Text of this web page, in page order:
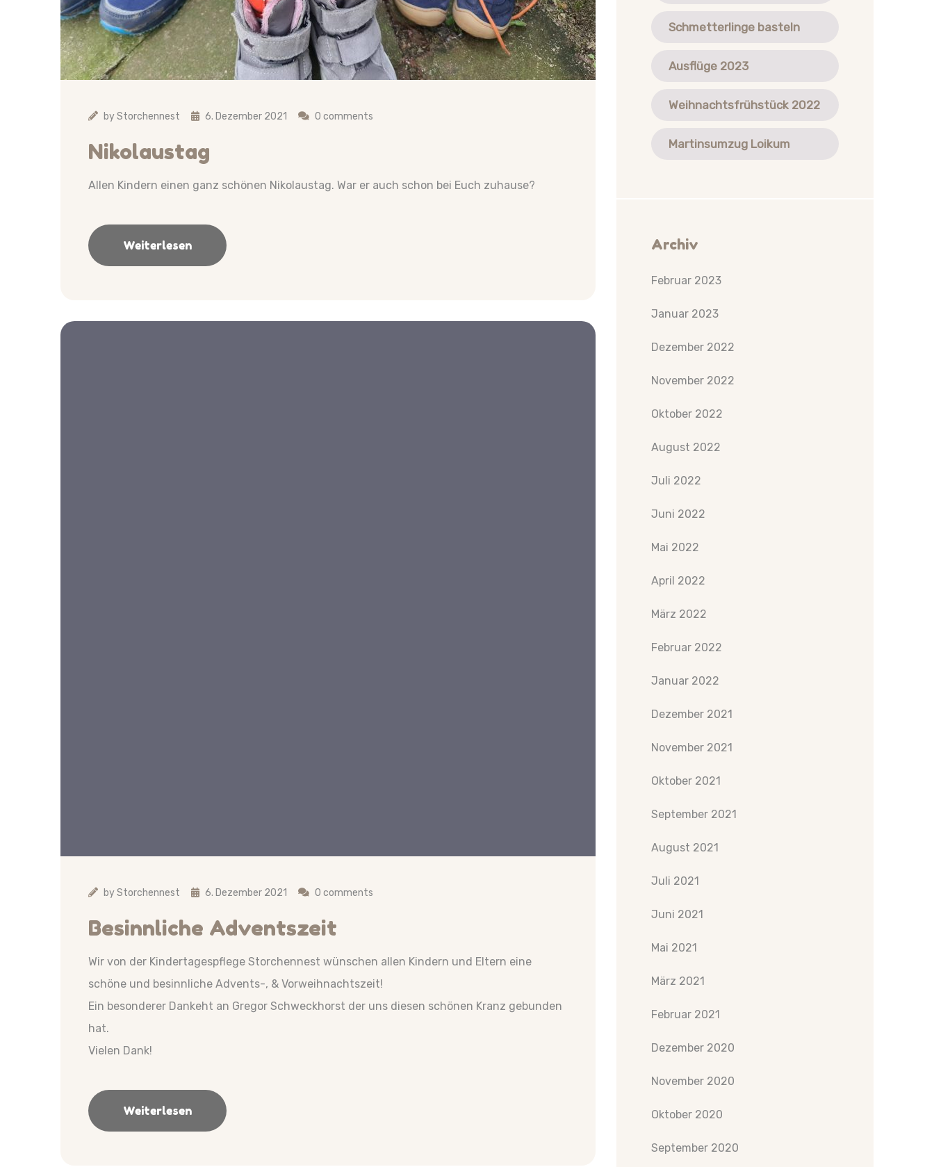
byStorchennest 6. Dezember 2021 0 comments
Nikolaustag
Allen Kindern einen ganz schönen Nikolaustag. War er auch schon bei Euch zuhause?
Weiterlesen
byStorchennest 6. Dezember 2021 0 comments
Besinnliche Adventszeit
Wir von der Kindertagespflege Storchennest wünschen allen Kindern und Eltern eine
schöne und besinnliche Advents-, & Vorweihnachtszeit!
Ein besonderer Dankeht an Gregor Schweckhorst der uns diesen schönen Kranz gebunden
hat.
Vielen Dank!
Weiterlesen
Schmetterlinge basteln
Ausflüge 2023
Weihnachtsfrühstück 2022
Martinsumzug Loikum
Archiv
Februar 2023
Januar 2023
Dezember 2022
November 2022
Oktober 2022
August 2022
Juli 2022
Juni 2022
Mai 2022
April 2022
März 2022
Februar 2022
Januar 2022
Dezember 2021
November 2021
Oktober 2021
September 2021
August 2021
Juli 2021
Juni 2021
Mai 2021
März 2021
Februar 2021
Dezember 2020
November 2020
Oktober 2020
September 2020